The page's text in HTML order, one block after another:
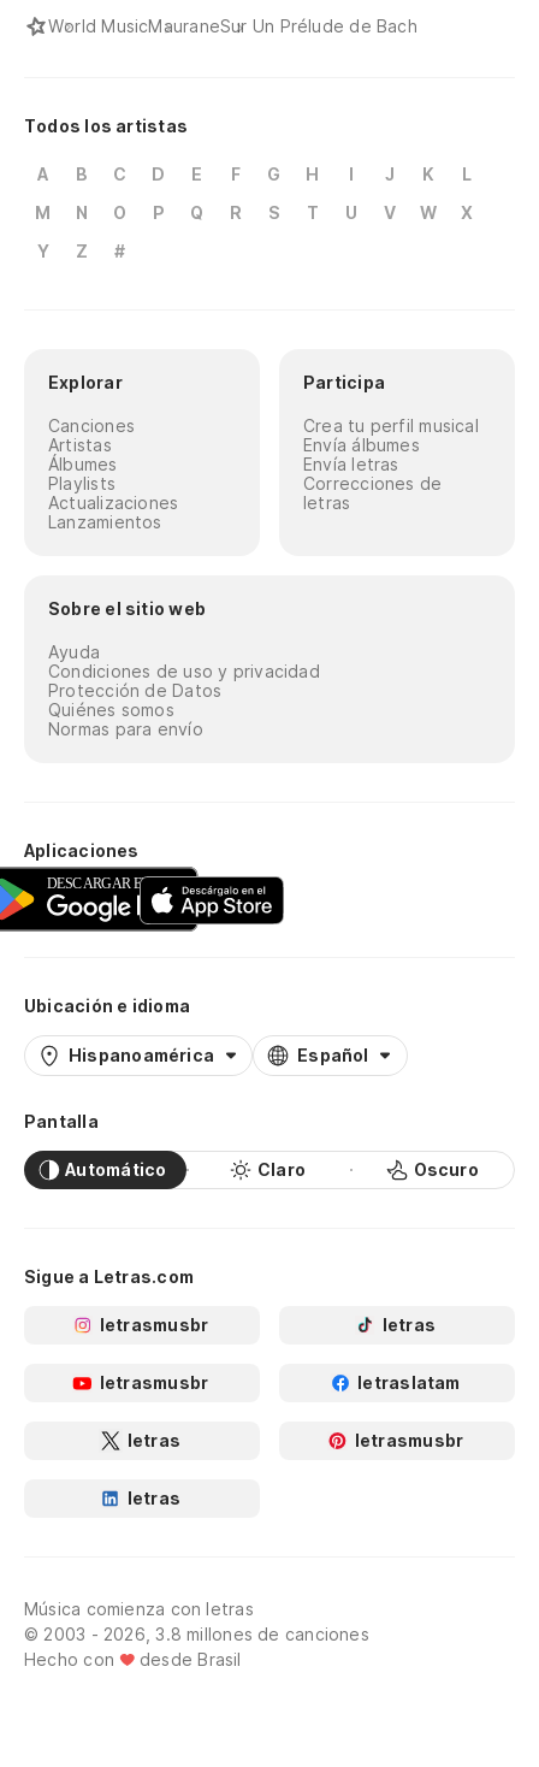
World MusicMauraneSur Un Prélude de Bach
Todos los artistas
A B C D E F G H I J K
L
M
N O P Q R S T U V W
X
Y
Z #
Explorar
Canciones
Artistas
Álbumes
Playlists
Actualizaciones
Lanzamientos
Participa
Crea tu perfil musical
Envía álbumes
Envía letras
Correcciones de
letras
Sobre el sitio web
Ayuda
Condiciones de uso y privacidad
Protección de Datos
Quiénes somos
Normas para envío
Aplicaciones
Ubicación e idioma
Hispanoamérica Español
Pantalla
Automático Claro Oscuro
Sigue a Letras.com
letrasmusbr letras
letrasmusbr letraslatam
letras letrasmusbr
letras
Música comienza con letras
© 2003 - 2026, 3.8 millones de canciones
Hecho con
desde Brasil